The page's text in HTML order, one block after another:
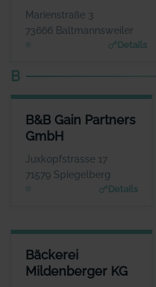
Marienstraße 3
73666 Baltmannsweiler
Details
B
B&B Gain Partners
GmbH
Juxkopfstrasse 17
71579 Spiegelberg
Details
B&B GAIN PARTNERS GMBH
Herr Hans Günter Lind
www.bb-gain.eu
Bäckerei
Mildenberger KG
BÄCKEREI MILDENBERGER KG
ANSPRECHPARTNER
Herr Bernd Mildenberger